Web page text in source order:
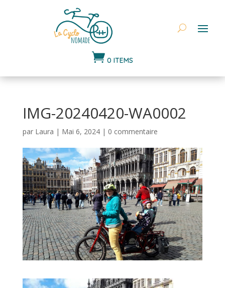
 0 ITEMS
IMG-20240420-WA0002
par Laura | Mai 6, 2024| 0 commentaire